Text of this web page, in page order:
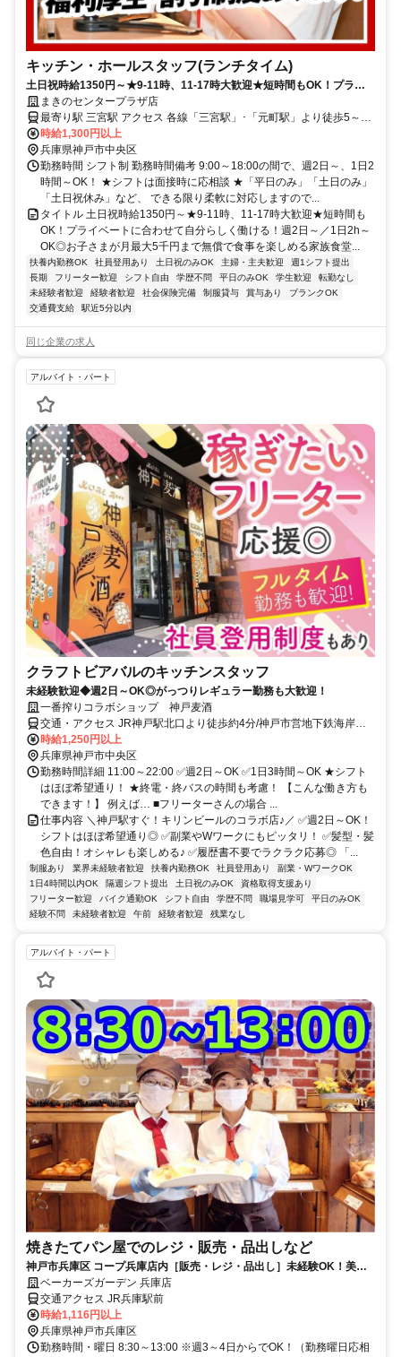
キッチン・ホールスタッフ(ランチタイム)
土日祝時給1350円～★9-11時、11-17時大歓迎★短時間もOK！プライ
ベートに合わせて自分らしく働ける！週2日～／1日2h～OK◎お子さま
が月最大5千円まで無償で食事を楽しめる家族食堂スタート！
まきのセンタープラザ店
最寄り駅 三宮駅 アクセス 各線「三宮駅」･「元町駅」より徒歩5～10
分 ★駅チカで通勤楽々！ ★自転車通勤も可！（駐輪場料金は自己負
担、店にある場合は利用可）
時給1,300円以上
兵庫県神戸市中央区
勤務時間 シフト制 勤務時間備考 9:00～18:00の間で、週2日～、1日2
時間～OK！ ★シフトは面接時に応相談 ★「平日のみ」「土日のみ」
「土日祝休み」など、 できる限り柔軟に対応しますので...
タイトル 土日祝時給1350円～★9-11時、11-17時大歓迎★短時間も
OK！プライベートに合わせて自分らしく働ける！週2日～／1日2h～
OK◎お子さまが月最大5千円まで無償で食事を楽しめる家族食堂...
扶養内勤務OK 社員登用あり 土日祝のみOK 主婦・主夫歓迎
週1シフト提出
長期
フリーター歓迎 シフト自由 学歴不問 平日のみOK 学生歓迎
転勤なし
未経験者歓迎
経験者歓迎 社会保険完備 制服貸与 賞与あり
ブランクOK
交通費支給
駅近5分以内
同じ企業の求人
アルバイト・パート
クラフトビアバルのキッチンスタッフ
未経験歓迎◆週2日～OK◎がっつりレギュラー勤務も大歓迎！
一番搾りコラボショップ 神戸麦酒
交通・アクセス JR神戸駅北口より徒歩約4分/神戸市営地下鉄海岸線
ハーバーランド駅より徒歩約4分
時給1,250円以上
兵庫県神戸市中央区
勤務時間詳細 11:00～22:00 ✅週2日～OK ✅1日3時間～OK ★シフト
はほぼ希望通り！ ★終電・終バスの時間も考慮！ 【こんな働き方も
できます！】 例えば… ■フリーターさんの場合 ...
仕事内容 ＼神戸駅すぐ！キリンビールのコラボ店♪／ ✅週2日～OK！
シフトはほぼ希望通り◎ ✅副業やWワークにもピッタリ！ ✅髪型・髪
色自由！オシャレも楽しめる♪ ✅履歴書不要でラクラク応募◎ 「...
制服あり 業界未経験者歓迎 扶養内勤務OK 社員登用あり
副業・WワークOK
1日4時間以内OK
隔週シフト提出 土日祝のみOK
資格取得支援あり
フリーター歓迎
バイク通勤OK シフト自由 学歴不問 職場見学可
平日のみOK
経験不問
未経験者歓迎 午前 経験者歓迎 残業なし
アルバイト・パート
焼きたてパン屋でのレジ・販売・品出しなど
神戸市兵庫区 コープ兵庫店内［販売・レジ・品出し］未経験OK！美味
しい手作りパンがいっぱいのお店♪
ベーカーズガーデン 兵庫店
交通アクセス JR兵庫駅前
時給1,116円以上
兵庫県神戸市兵庫区
勤務時間・曜日 8:30～13:00 ※週3～4日からでOK！（勤務曜日応相